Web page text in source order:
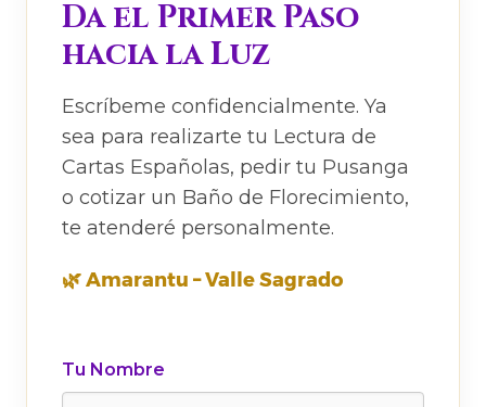
Da el Primer Paso
hacia la Luz
Escríbeme confidencialmente. Ya
sea para realizarte tu Lectura de
Cartas Españolas, pedir tu Pusanga
o cotizar un Baño de Florecimiento,
te atenderé personalmente.
🌿 Amarantu – Valle Sagrado
Tu Nombre